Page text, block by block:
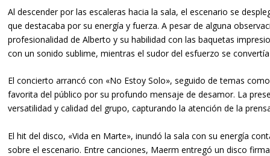
Al descender por las escaleras hacia la sala, el escenario se
que destacaba por su energía y fuerza. A pesar de alguna
profesionalidad de Alberto y su habilidad con las baquetas
con un sonido sublime, mientras el sudor del esfuerzo se
El concierto arrancó con «No Estoy Solo», seguido de temas
favorita del público por su profundo mensaje de desamor. La
versatilidad y calidad del grupo, capturando la atención de la
El hit del disco, «Vida en Marte», inundó la sala con su energía
sobre el escenario. Entre canciones, Maerm entregó un disco